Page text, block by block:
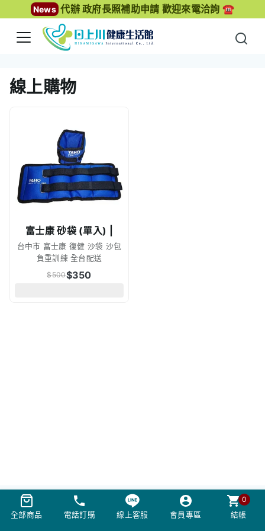
News 代辦 政府長照補助申請 歡迎來電洽詢 ☎️
線上購物
富士康 砂袋 (單入) |
台中市 富士康 復健 沙袋 沙包
負重訓練 全台配送
$500$350
全部商品 電話訂購 線上客服 會員專區
0
結帳